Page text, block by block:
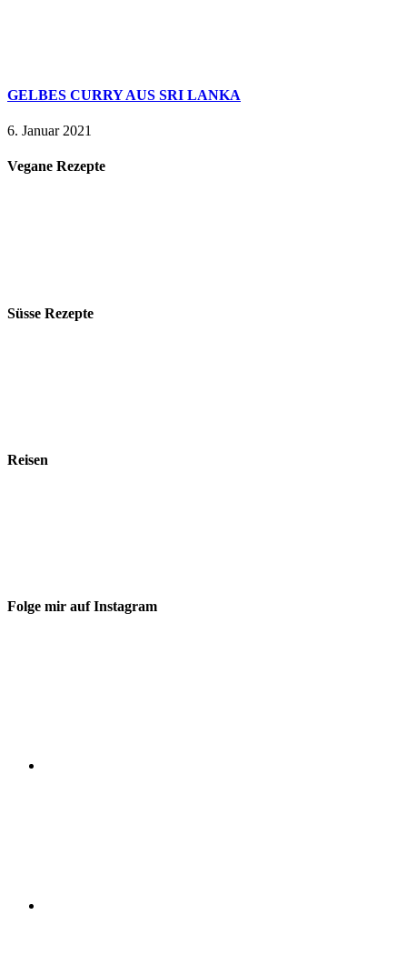
GELBES CURRY AUS SRI LANKA
6. Januar 2021
Vegane Rezepte
Süsse Rezepte
Reisen
Folge mir auf Instagram